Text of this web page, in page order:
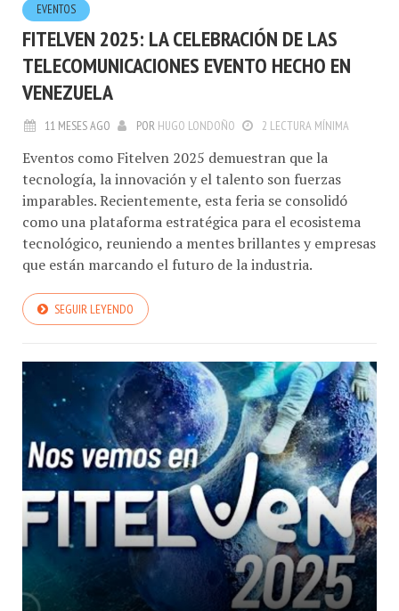
EVENTOS
FITELVEN 2025: LA CELEBRACIÓN DE LAS
TELECOMUNICACIONES EVENTO HECHO EN
VENEZUELA
11 MESES AGO POR HUGO LONDOÑO 2 LECTURA MÍNIMA
Eventos como Fitelven 2025 demuestran que la
tecnología, la innovación y el talento son fuerzas
imparables. Recientemente, esta feria se consolidó
como una plataforma estratégica para el ecosistema
tecnológico, reuniendo a mentes brillantes y empresas
que están marcando el futuro de la industria.
SEGUIR LEYENDO